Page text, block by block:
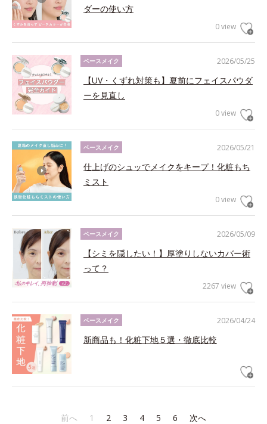
ダーの使い方
0 view
2026/05/25
ベースメイク
【UV・くずれ対策も】夏前にフェイスパウダ
ーを見直し
0 view
2026/05/21
ベースメイク
仕上げのシュッでメイクをキープ！化粧もち
ミスト
0 view
2026/05/09
ベースメイク
【シミを隠したい！】厚塗りしないカバー術
って？
2267 view
2026/04/24
ベースメイク
新商品も！化粧下地５選・徹底比較
前へ 1 2 3 4 5 6 次へ